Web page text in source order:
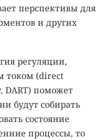
перспективы для
и других
регуляции,
током (direct
DART) поможет
будут собирать
состояние
процессы, то